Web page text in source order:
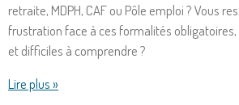
retraite, MDPH, CAF ou Pôle emploi ? Vous
frustration face à ces formalités
et difficiles à comprendre ?
Lire plus »